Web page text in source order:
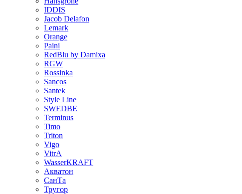
IDDIS
Jacob Delafon
Lemark
Orange
Paini
RedBlu by Damixa
RGW
Rossinka
Sancos
Santek
Style Line
SWEDBE
Terminus
Timo
Triton
Vigo
VitrA
WasserKRAFT
Акватон
СанТа
Тругор